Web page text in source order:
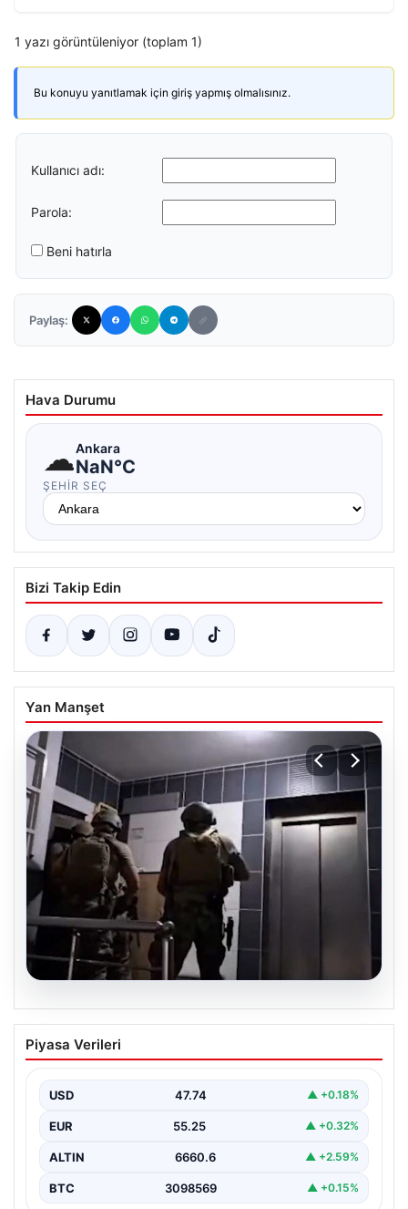
1 yazı görüntüleniyor (toplam 1)
Bu konuyu yanıtlamak için giriş yapmış olmalısınız.
Kullanıcı adı:
Parola:
Beni hatırla
Paylaş:
Hava Durumu
☁Ankara
NaN°C
ŞEHIR SEÇ
Bizi Takip Edin
Yan Manşet
İntihar mektubundan isimleri çıktı,
milyarlık vurgun deşifre oldu
Tefecilik Şebekesi Çözüldü", "content": "Elazığ'da
yaşanan trajik…
Piyasa Verileri
USD 47.74 ▲ +0.18%
EUR 55.25 ▲ +0.32%
ALTIN 6660.6 ▲ +2.59%
BTC 3098569 ▲ +0.15%